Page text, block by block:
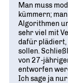
Man muss
kümmern;
Algorithmen
sehr viel mit
dafür plädiert,
sollen.
von 27-
entworfen
Ich sage ja